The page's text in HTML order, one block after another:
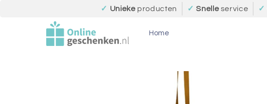
✓ Unieke producten ✓ Snelle service ✓
Home